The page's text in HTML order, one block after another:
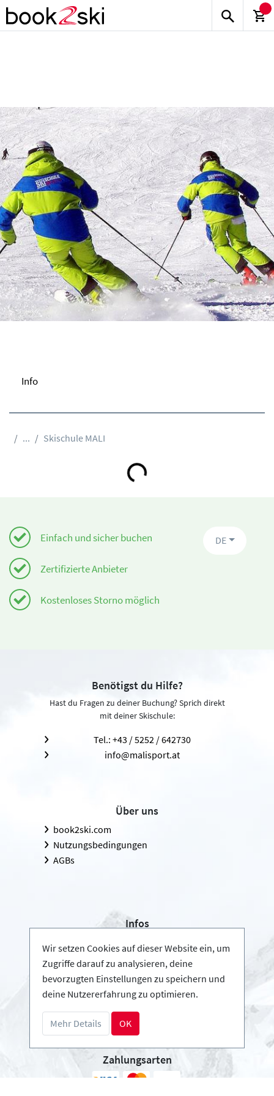
Info
... Skischule MALI
Loading...
Einfach und sicher buchen
Zertifizierte Anbieter
Kostenloses Storno möglich
DE
Benötigst du Hilfe?
Hast du Fragen zu deiner Buchung? Sprich direkt
mit deiner Skischule:
Tel.: +43 / 5252 / 642730
info@malisport.at
Über uns
book2ski.com
Nutzungsbedingungen
AGBs
Infos
Login - Skischulen
Partner werden
FAQ - Häufig gestellte Fragen
Download Pressemappe
Zahlungsarten
Wir setzen Cookies auf dieser Website ein, um
Zugriffe darauf zu analysieren, deine
bevorzugten Einstellungen zu speichern und
deine Nutzererfahrung zu optimieren.
Mehr Details OK